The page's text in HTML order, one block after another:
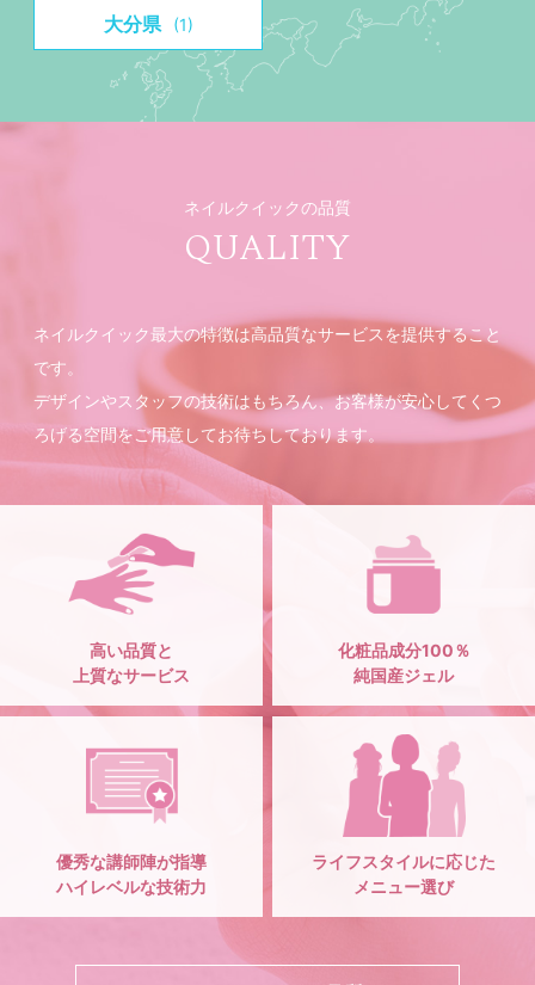
大分県 (1)
ネイルクイックの品質
QUALITY
ネイルクイック最大の特徴は高品質なサービスを提供すること
です。
デザインやスタッフの技術はもちろん、お客様が安心してくつ
ろげる空間をご用意してお待ちしております。
高い品質と
上質なサービス
化粧品成分100％
純国産ジェル
優秀な講師陣が指導
ハイレベルな技術力
ライフスタイルに応じた
メニュー選び